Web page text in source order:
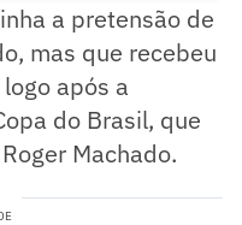
a pretensão de
mas que recebeu
após a
do Brasil, que
Machado.